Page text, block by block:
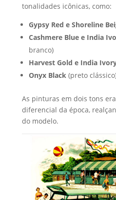
tonalidades icônicas, como:
Gypsy Red e Shoreline
Cashmere Blue e India
branco)
Harvest Gold e India
Onyx Black (preto
As pinturas em dois tons
diferencial da época,
do modelo.